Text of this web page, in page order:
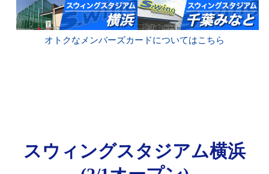
オトクなメンバーズカードについてはこちら
スウィングスタジアム横浜